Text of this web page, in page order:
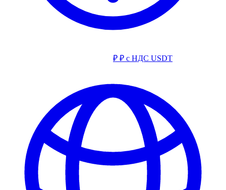
₽ ₽ с НДС USDT